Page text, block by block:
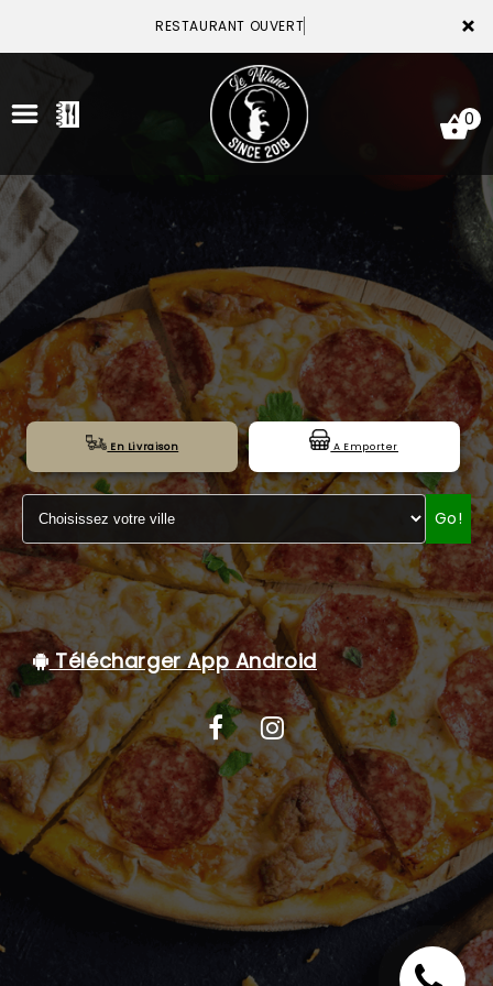
×
RESTAURANT OUVERT
ACCUEIL
LA CARTE
VOTRE COMPTE
NOTRE RESTAURANT
VOS AVIS
MENTIONS LÉGALES
C.G.V
0
En Livraison A Emporter
Go!
Télécharger App Android